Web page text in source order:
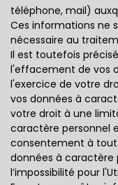
téléphone, mail)
Ces informations ne
nécessaire au
Il est toutefois
l'effacement de vos
l'exercice de votre
vos données à
votre droit à une
caractère personnel
consentement à
données à caractère
l’impossibilité pour